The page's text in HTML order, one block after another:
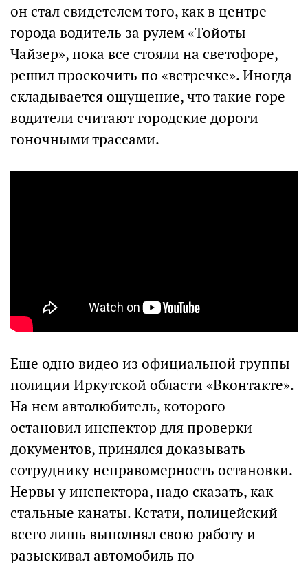
он стал свидетелем того, как в центре
города водитель за рулем «Тойоты
Чайзер», пока все стояли на светофоре,
решил проскочить по «встречке». Иногда
складывается ощущение, что такие горе-
водители считают городские дороги
гоночными трассами.
Еще одно видео из официальной группы
полиции Иркутской области «Вконтакте».
На нем автолюбитель, которого
остановил инспектор для проверки
документов, принялся доказывать
сотруднику неправомерность остановки.
Нервы у инспектора, надо сказать, как
стальные канаты. Кстати, полицейский
всего лишь выполнял свою работу и
разыскивал автомобиль по